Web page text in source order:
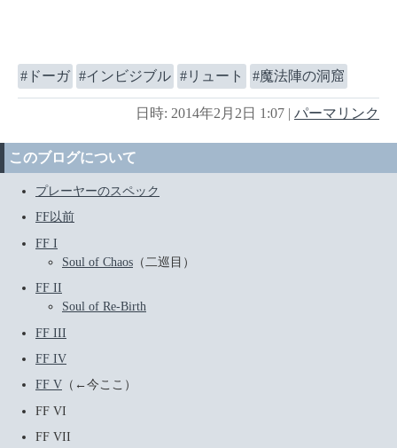
ドーガ インビジブル リュート 魔法陣の洞窟
日時: 2014年2月2日 1:07 | パーマリンク
このブログについて
プレーヤーのスペック
FF以前
FF I
Soul of Chaos （二巡目）
FF II
Soul of Re-Birth
FF III
FF IV
FF V （←今ここ）
FF VI
FF VII